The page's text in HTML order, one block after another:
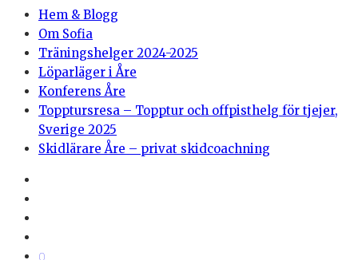
Hem & Blogg
Om Sofia
Träningshelger 2024-2025
Löparläger i Åre
Konferens Åre
Topptursresa – Topptur och offpisthelg för tjejer,
Sverige 2025
Skidlärare Åre – privat skidcoachning
0